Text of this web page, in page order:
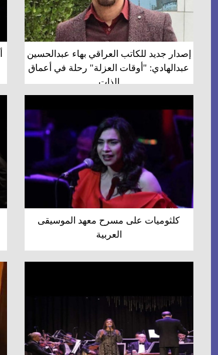
إصدار جديد للكاتب العراقي بهاء عبدالحسين
عبدالهادي: "أوقات العزلة" رحلة في أعماق
الذات
كلثوميات على مسرح معهد الموسيقى
العربية